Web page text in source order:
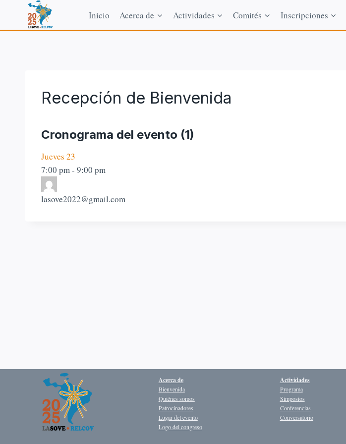
contenido
Inicio Acerca de Actividades Comités Inscripciones
Recepción de Bienvenida
Cronograma del evento (1)
Jueves 23
7:00 pm- 9:00 pm
lasove2022@gmail.com
Acerca de
Bienvenida
Quiénes somos
Patrocinadores
Lugar del evento
Logo del congreso
Actividades
Programa
Simposios
Conferencias
Conversatorio